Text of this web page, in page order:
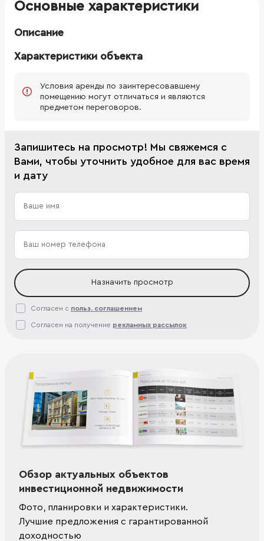
Основные характеристики
Описание
Характеристики объекта
Условия аренды по заинтересовавшему
помещению могут отличаться и являются
предметом переговоров.
Запишитесь на просмотр! Мы свяжемся с
Вами, чтобы уточнить удобное для вас время
и дату
Назначить просмотр
Согласен с польз. соглашением
Согласен на получение рекламных рассылок
Обзор актуальных объектов
инвестиционной недвижимости
Фото, планировки и характеристики.
Лучшие предложения с гарантированной
доходностью